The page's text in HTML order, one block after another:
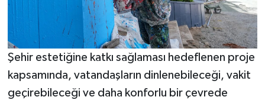
Şehir estetiğine katkı sağlaması hedeflenen proje
kapsamında, vatandaşların dinlenebileceği, vakit
geçirebileceği ve daha konforlu bir çevrede